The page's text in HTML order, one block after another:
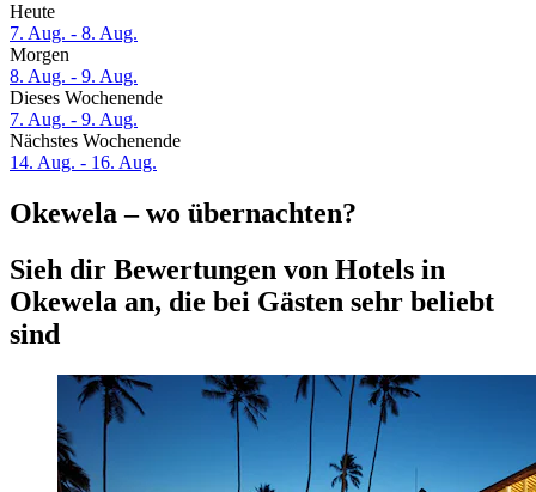
Heute
7. Aug. - 8. Aug.
Morgen
8. Aug. - 9. Aug.
Dieses Wochenende
7. Aug. - 9. Aug.
Nächstes Wochenende
14. Aug. - 16. Aug.
Okewela – wo übernachten?
Sieh dir Bewertungen von Hotels in
Okewela an, die bei Gästen sehr beliebt
sind